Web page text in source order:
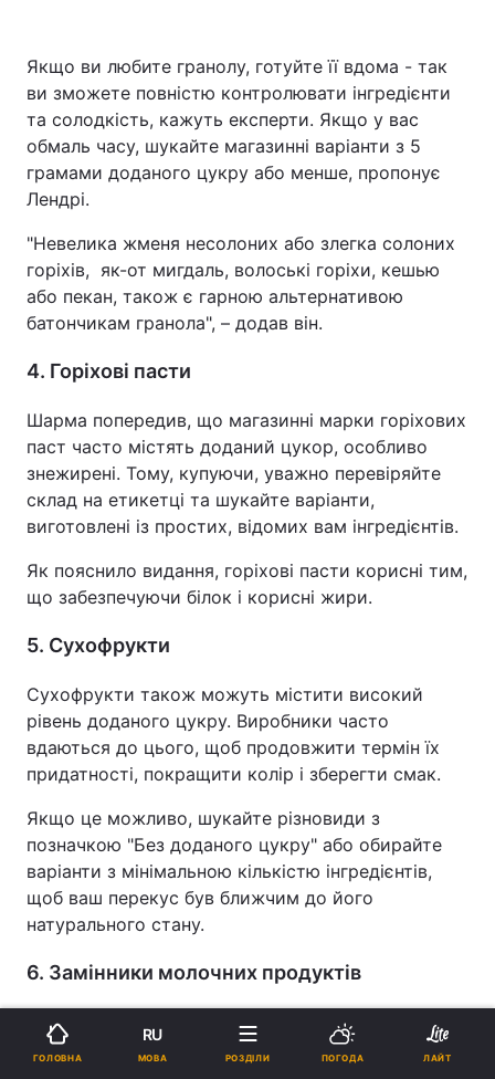
Якщо ви любите гранолу, готуйте її вдома - так
ви зможете повністю контролювати інгредієнти
та солодкість, кажуть експерти. Якщо у вас
обмаль часу, шукайте магазинні варіанти з 5
грамами доданого цукру або менше, пропонує
Лендрі.
"Невелика жменя несолоних або злегка солоних
горіхів, як-от мигдаль, волоські горіхи, кешью
або пекан, також є гарною альтернативою
батончикам гранола", – додав він.
4. Горіхові пасти
Шарма попередив, що магазинні марки горіхових
паст часто містять доданий цукор, особливо
знежирені. Тому, купуючи, уважно перевіряйте
склад на етикетці та шукайте варіанти,
виготовлені із простих, відомих вам інгредієнтів.
Як пояснило видання, горіхові пасти корисні тим,
що забезпечуючи білок і корисні жири.
5. Сухофрукти
Сухофрукти також можуть містити високий
рівень доданого цукру. Виробники часто
вдаються до цього, щоб продовжити термін їх
придатності, покращити колір і зберегти смак.
Якщо це можливо, шукайте різновиди з
позначкою "Без доданого цукру" або обирайте
варіанти з мінімальною кількістю інгредієнтів,
щоб ваш перекус був ближчим до його
натурального стану.
6. Замінники молочних продуктів
Щоб покращити смак, багато альтернатив
молоку, таких як мигдальне та соєве, часто
ГОЛОВНА
RU
МОВА РОЗДІЛИ ПОГОДА ЛАЙТ